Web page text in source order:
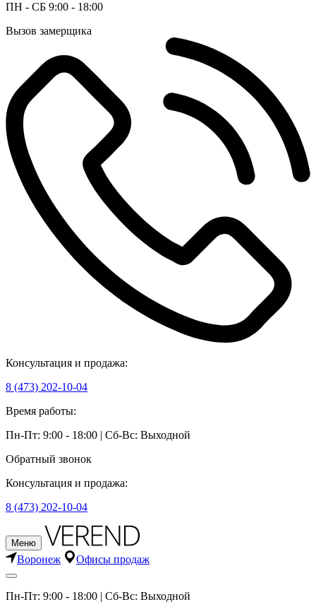
ПН - СБ 9:00 - 18:00
Вызов замерщика
Консультация и продажа:
8 (473) 202-10-04
Время работы:
Пн-Пт: 9:00 - 18:00 | Сб-Вс: Выходной
Обратный звонок
Консультация и продажа:
8 (473) 202-10-04
Меню
Воронеж Офисы продаж
Пн-Пт: 9:00 - 18:00 | Сб-Вс: Выходной